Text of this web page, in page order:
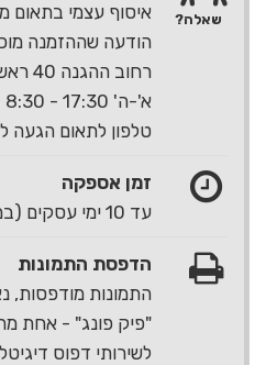
איסוף עצמי
הודעה שההזמנה
רחוב ההגנה 40 ראשון לציון.
א'-ה' 17:30 - 8:30
טלפון לתאום הגעה לאיסוף 1-
זמן אספקה
עד 10 ימי עסקים (במשלוח או באיסוף עצמי)
הדפסת התמונות
התמונות מודפסות,
"פיק פונג" - אחת
לשירותי דפוס
שאלה?